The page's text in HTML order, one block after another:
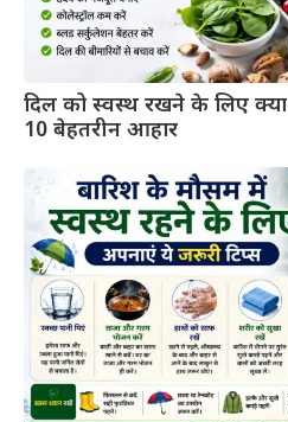
दिल को स्वस्थ रखने के लिए
10 बेहतरीन आहार